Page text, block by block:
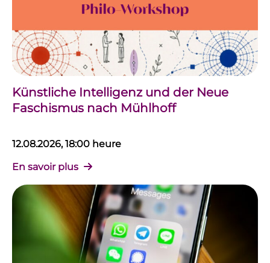
Künstliche Intelligenz und der Neue
Faschismus nach Mühlhoff
12.08.2026, 18:00 heure
En savoir plus